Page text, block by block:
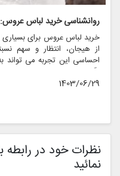
خرید لباس عروس برای
از هیجان، انتظار و سهم
احساسی این تجربه می تواند
بگذارد و منجر به انتخاب
روانی عمیق تری را نیز منعکس
1403/06/29
نظرات خود در
نمائید